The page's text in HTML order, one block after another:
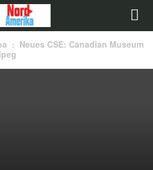
Neues CSE: Canadian Museum